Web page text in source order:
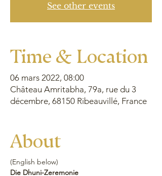
See other events
Time & Location
06 mars 2022, 08:00
Château Amritabha, 79a, rue du 3
décembre, 68150 Ribeauvillé, France
About
(English below)
Die Dhuni-Zeremonie